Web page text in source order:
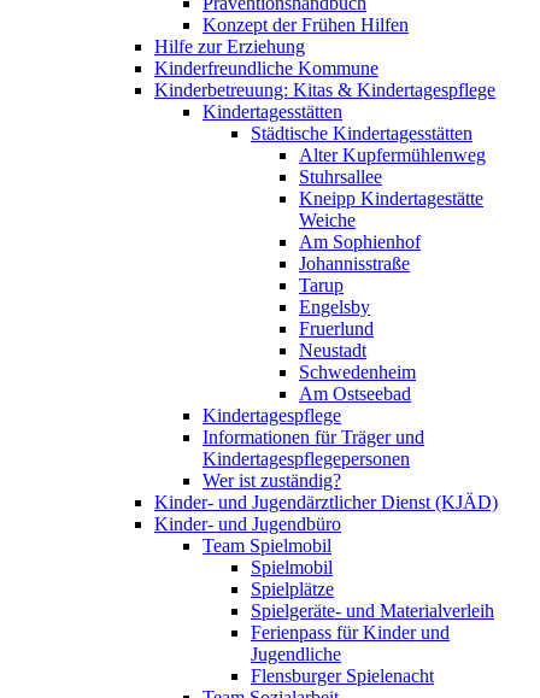
Konzept der Frühen Hilfen
Hilfe zur Erziehung
Kinderfreundliche Kommune
Kinderbetreuung: Kitas & Kindertagespflege
Kindertagesstätten
Städtische Kindertagesstätten
Alter Kupfermühlenweg
Stuhrsallee
Kneipp Kindertagestätte
Weiche
Am Sophienhof
Johannisstraße
Tarup
Engelsby
Fruerlund
Neustadt
Schwedenheim
Am Ostseebad
Kindertagespflege
Informationen für Träger und
Kindertagespflegepersonen
Wer ist zuständig?
Kinder- und Jugendärztlicher Dienst (KJÄD)
Kinder- und Jugendbüro
Team Spielmobil
Spielmobil
Spielplätze
Spielgeräte- und Materialverleih
Ferienpass für Kinder und
Jugendliche
Flensburger Spielenacht